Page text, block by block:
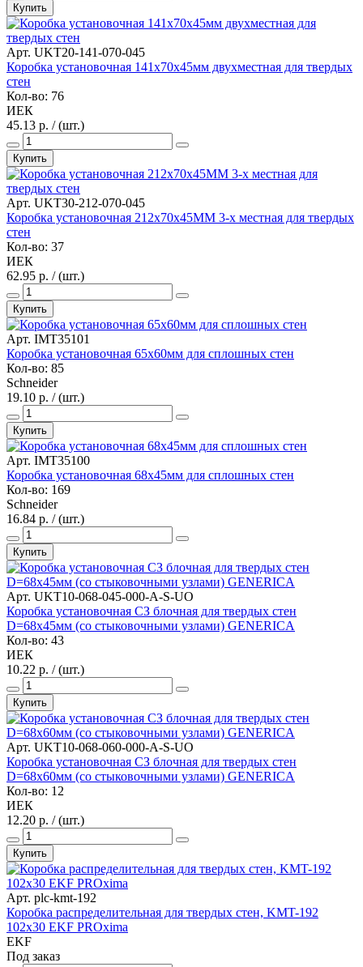
Купить
Арт. UKT20-141-070-045
Коробка установочная 141х70х45мм двухместная для твердых
стен
Кол-во: 76
ИЕК
45.13 р. / (шт.)
Купить
Арт. UKT30-212-070-045
Коробка установочная 212x70x45MM 3-х местная для твердых
стен
Кол-во: 37
ИЕК
62.95 р. / (шт.)
Купить
Арт. IMT35101
Коробка установочная 65х60мм для сплошных стен
Кол-во: 85
Schneider
19.10 р. / (шт.)
Купить
Арт. IMT35100
Коробка установочная 68х45мм для сплошных стен
Кол-во: 169
Schneider
16.84 р. / (шт.)
Купить
Арт. UKT10-068-045-000-A-S-UO
Коробка установочная СЗ блочная для твердых стен
D=68х45мм (со стыковочными узлами) GENERICA
Кол-во: 43
ИЕК
10.22 р. / (шт.)
Купить
Арт. UKT10-068-060-000-A-S-UO
Коробка установочная СЗ блочная для твердых стен
D=68х60мм (со стыковочными узлами) GENERICA
Кол-во: 12
ИЕК
12.20 р. / (шт.)
Купить
Арт. plc-kmt-192
Коробка распределительная для твердых стен, KMT-192
102х30 EKF PROxima
EKF
Под заказ